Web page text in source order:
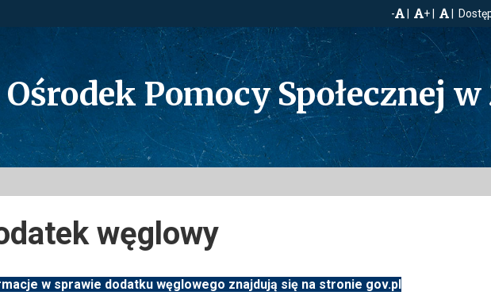
- +
Pomocy Społecznej
węglowy
w sprawie dodatku węglowego znajdują się na stronie gov.pl